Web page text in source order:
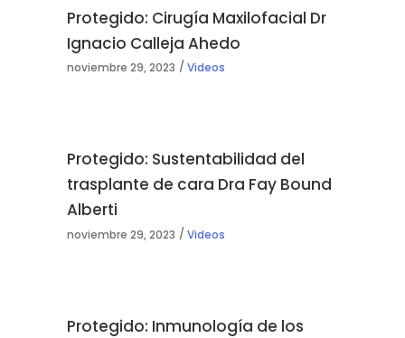
Protegido: Cirugía Maxilofacial Dr
Ignacio Calleja Ahedo
noviembre 29, 2023 Videos
Protegido: Sustentabilidad del
trasplante de cara Dra Fay Bound
Alberti
noviembre 29, 2023 Videos
Protegido: Inmunología de los